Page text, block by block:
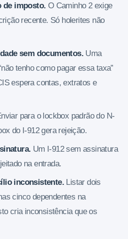
de imposto. O Caminho 2 exige
recente. Só holerites não
sem documentos. Uma
tenho como pagar essa taxa”
espera contas, extratos e
para o lockbox padrão do N-
do I-912 gera rejeição.
Um I-912 sem assinatura
na entrada.
inconsistente. Listar dois
cinco dependentes na
cria inconsistência que os